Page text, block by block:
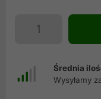
Średnia
Wysyłamy